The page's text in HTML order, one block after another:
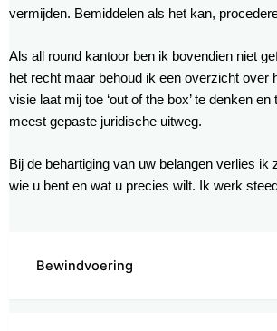
Bewindvoering
vermijden. Bemiddelen als het kan,
Als all round kantoor ben ik bovendien niet
het recht maar behoud ik een overzicht over
visie laat mij toe ‘out of the box’ te denken
meest gepaste juridische uitweg.
Bij de behartiging van uw belangen verlies ik
wie u bent en wat u precies wilt. Ik werk